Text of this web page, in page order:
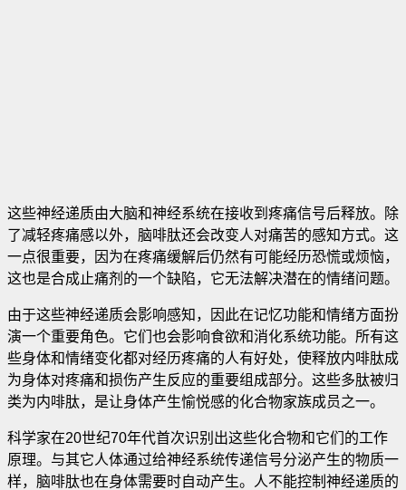
这些神经递质由大脑和神经系统在接收到疼痛信号后释放。除
了减轻疼痛感以外，脑啡肽还会改变人对痛苦的感知方式。这
一点很重要，因为在疼痛缓解后仍然有可能经历恐慌或烦恼，
这也是合成止痛剂的一个缺陷，它无法解决潜在的情绪问题。
由于这些神经递质会影响感知，因此在记忆功能和情绪方面扮
演一个重要角色。它们也会影响食欲和消化系统功能。所有这
些身体和情绪变化都对经历疼痛的人有好处，使释放内啡肽成
为身体对疼痛和损伤产生反应的重要组成部分。这些多肽被归
类为内啡肽，是让身体产生愉悦感的化合物家族成员之一。
科学家在20世纪70年代首次识别出这些化合物和它们的工作
原理。与其它人体通过给神经系统传递信号分泌产生的物质一
样，脑啡肽也在身体需要时自动产生。人不能控制神经递质的